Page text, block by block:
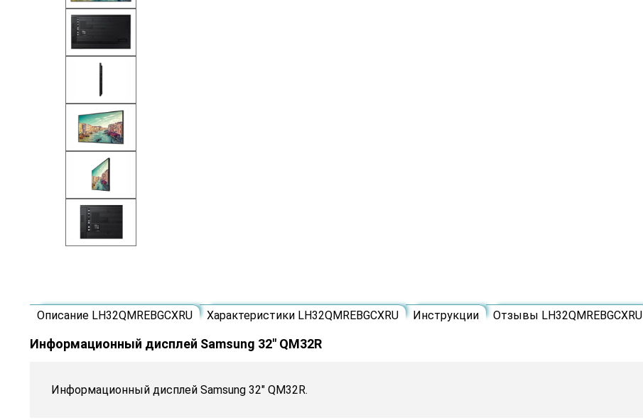
Описание LH32QMREBGCXRU Характеристики LH32QMREBGCXRU Инструкции Отзывы LH32QMREBGCXRU
Информационный дисплей Samsung 32" QM32R
Информационный дисплей Samsung 32" QM32R.